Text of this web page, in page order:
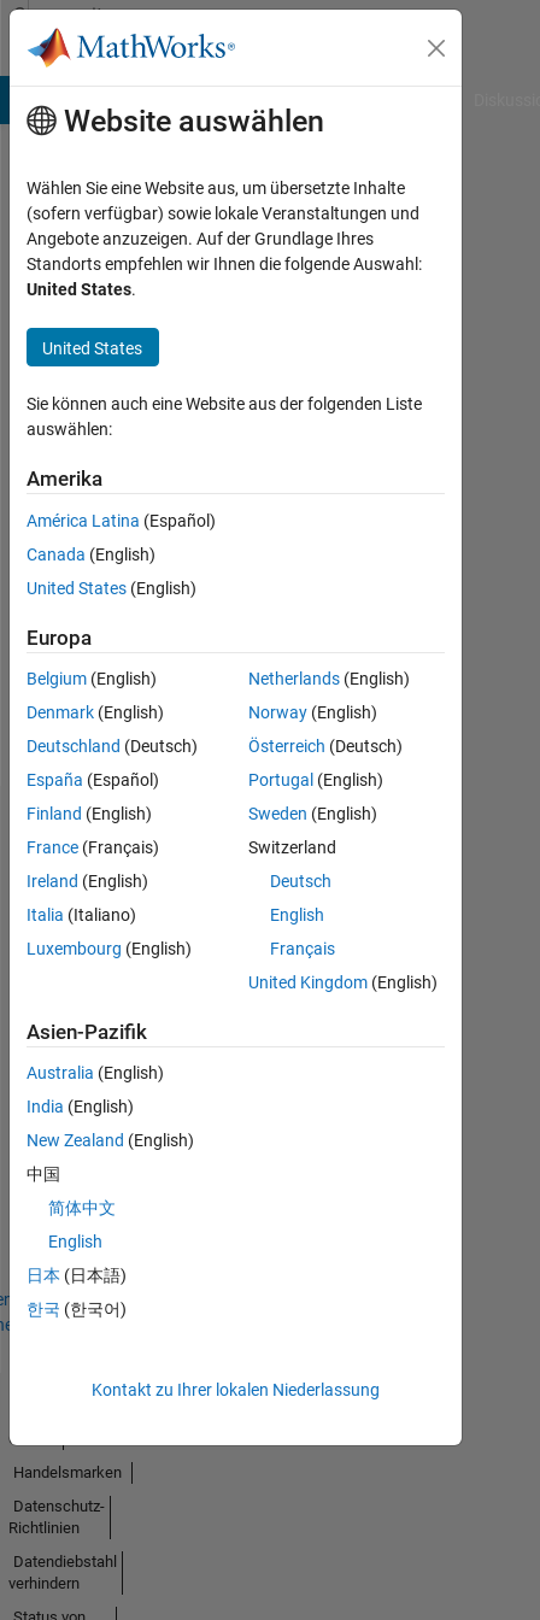
Weiter zum Inhalt
Community
Profile
Andre
Last
seen:
mehr
als
ein
vor
|
seit
Followers:
0
Follow
Abzeichen
Andre's
MATLAB
First Answer
Website auswählen
Wählen Sie eine Website aus, um übersetzte Inhalte
(sofern verfügbar) sowie lokale Veranstaltungen und
Angebote anzuzeigen. Auf der Grundlage Ihres
Standorts empfehlen wir Ihnen die folgende Auswahl:
United States.
United States
Sie können auch eine Website aus der folgenden Liste
auswählen:
Amerika
América Latina (Español)
Canada (English)
United States (English)
Europa
Belgium (English)
Denmark (English)
Deutschland (Deutsch)
España (Español)
Finland (English)
France (Français)
Ireland (English)
Italia (Italiano)
Luxembourg (English)
Netherlands (English)
Norway (English)
Österreich (Deutsch)
Portugal (English)
Sweden (English)
Switzerland
Deutsch
English
Français
United Kingdom (English)
Asien-Pazifik
Australia (English)
India (English)
New Zealand (English)
中国
简体中文
English
日本 (日本語)
한국 (한국어)
Kontakt zu Ihrer lokalen Niederlassung
Center
Handelsmarken
Datenschutz-
Richtlinien
Datendiebstahl
verhindern